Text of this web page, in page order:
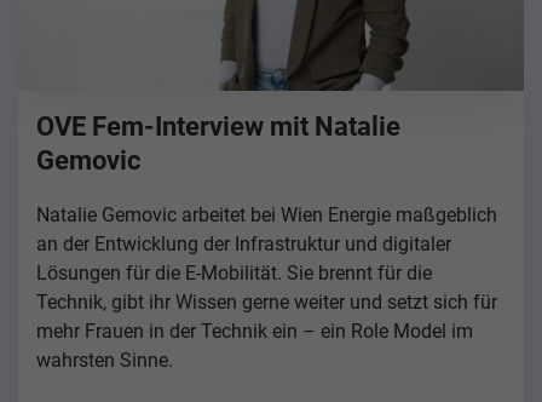
OVE Fem-Interview mit Natalie
Gemovic
Natalie Gemovic arbeitet bei Wien Energie maßgeblich
an der Entwicklung der Infrastruktur und digitaler
Lösungen für die E-Mobilität. Sie brennt für die
Technik, gibt ihr Wissen gerne weiter und setzt sich für
mehr Frauen in der Technik ein – ein Role Model im
wahrsten Sinne.